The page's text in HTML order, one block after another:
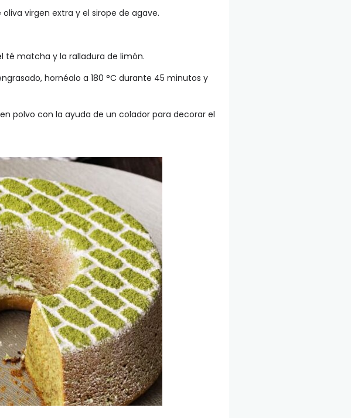
virgen extra y el sirope de agave.
té matcha y la ralladura de limón.
hornéalo a 180 °C durante 45 minutos y
polvo con la ayuda de un colador para decorar el